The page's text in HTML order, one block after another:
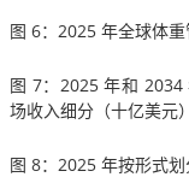
图 6：2025 年全球体重
图 7：2025 年和
场收入细分（十亿美元）
图 8：2025 年按形式